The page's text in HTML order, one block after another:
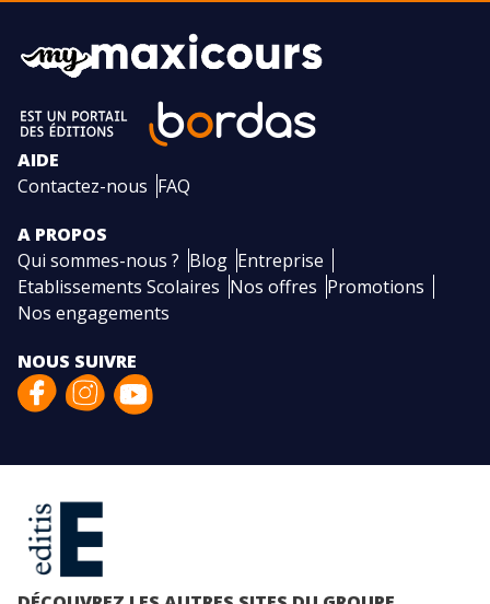
AIDE
Contactez-nous FAQ
A PROPOS
Qui sommes-nous ? Blog Entreprise
Etablissements Scolaires Nos offres Promotions
Nos engagements
NOUS SUIVRE